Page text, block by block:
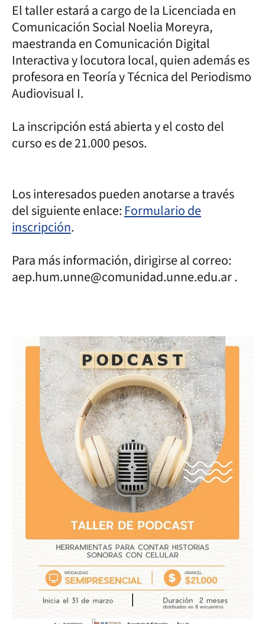
El taller estará a cargo de la Licenciada en
Comunicación Social Noelia Moreyra,
maestranda en Comunicación Digital
Interactiva y locutora local, quien además es
profesora en Teoría y Técnica del Periodismo
Audiovisual I.
La inscripción está abierta y el costo del
curso es de 21.000 pesos.
Los interesados pueden anotarse a través
del siguiente enlace: Formulario de
inscripción.
Para más información, dirigirse al correo:
aep.hum.unne@comunidad.unne.edu.ar .